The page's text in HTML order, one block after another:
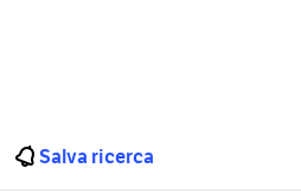
Salva ricerca